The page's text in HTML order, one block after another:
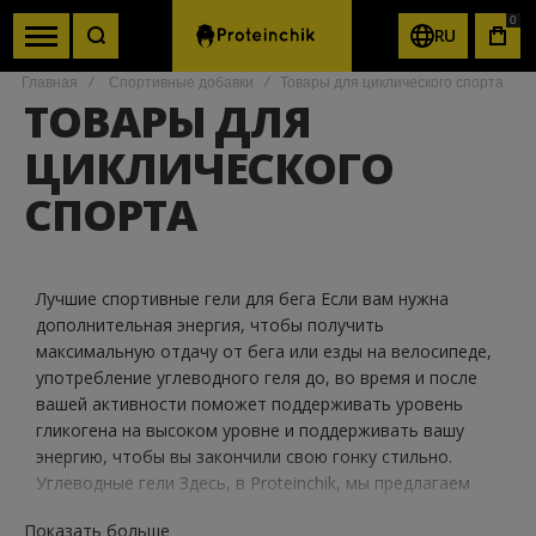
RU
0
Главная Спортивные добавки Товары для циклического спорта
ТОВАРЫ ДЛЯ
ЦИКЛИЧЕСКОГО
СПОРТА
Лучшие спортивные гели для бега Если вам нужна
дополнительная энергия, чтобы получить
максимальную отдачу от бега или езды на велосипеде,
употребление углеводного геля до, во время и после
вашей активности поможет поддерживать уровень
гликогена на высоком уровне и поддерживать вашу
энергию, чтобы вы закончили свою гонку стильно.
Углеводные гели Здесь, в Proteinchik, мы предлагаем
Показать больше